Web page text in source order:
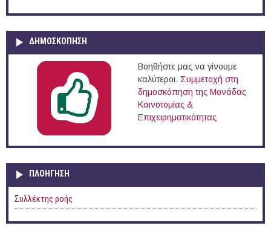
ΔΗΜΟΣΚΟΠΗΣΗ
Βοηθήστε μας να γίνουμε
καλύτεροι. Συμμετοχή στη
δημοσκόπηση της Μονάδας
Καινοτομίας &
Επιχειρηματικότητας
ΠΛΟΉΓΗΣΗ
Συλλέκτης ροής